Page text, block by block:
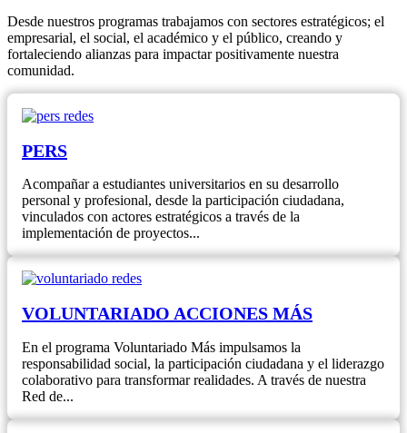
Desde nuestros programas trabajamos con sectores estratégicos; el
empresarial, el social, el académico y el público, creando y
fortaleciendo alianzas para impactar positivamente nuestra
comunidad.
PERS
Acompañar a estudiantes universitarios en su desarrollo
personal y profesional, desde la participación ciudadana,
vinculados con actores estratégicos a través de la
implementación de proyectos...
VOLUNTARIADO ACCIONES MÁS
En el programa Voluntariado Más impulsamos la
responsabilidad social, la participación ciudadana y el liderazgo
colaborativo para transformar realidades. A través de nuestra
Red de...